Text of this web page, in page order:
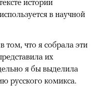
в научной
том, что я собрала эти
их
я бы выделила
русского комикса.